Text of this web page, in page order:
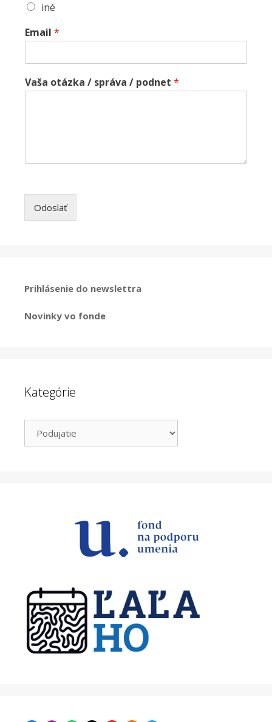
iné
Email *
Vaša otázka / správa / podnet *
Odoslať
Prihlásenie do newslettra
Novinky vo fonde
Kategórie